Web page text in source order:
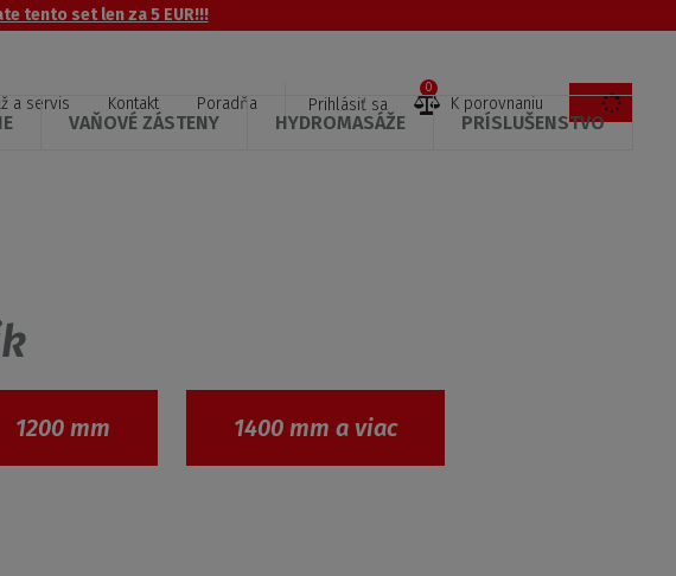
tento set len za 5 EUR!!!
a servis Kontakt Poradňa Prihlásiť sa
0
K porovnaniu
VAŇOVÉ ZÁSTENY HYDROMASÁŽE PRÍSLUŠENSTVO
1200 mm 1400 mm a viac